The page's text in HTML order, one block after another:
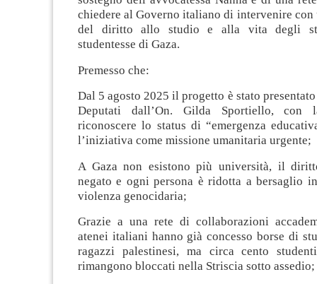
chiedere al Governo italiano di intervenire con
del diritto allo studio e alla vita degli
studentesse di Gaza.
Premesso che:
Dal 5 agosto 2025 il progetto è stato
Deputati dall’On. Gilda Sportiello, con
riconoscere lo status di “emergenza
l’iniziativa come missione umanitaria urgente;
A Gaza non esistono più università, il
negato e ogni persona è ridotta a bersaglio
violenza genocidaria;
Grazie a una rete di collaborazioni
atenei italiani hanno già concesso borse di
ragazzi palestinesi, ma circa cento
rimangono bloccati nella Striscia sotto assedio;